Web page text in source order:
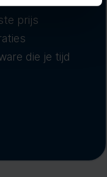
prijs
die je tijd